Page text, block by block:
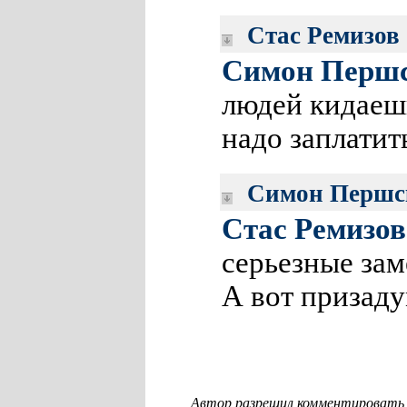
Стас Ремизов
Симон
людей
надо
Симон
Стас Ремизов
серьезные
А вот
Автор разрешил